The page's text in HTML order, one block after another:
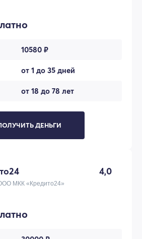
10580 ₽
от 1 до 35 дней
от 18 до 78 лет
ДЕНЬГИ
4,0
МКК «Кредито24»